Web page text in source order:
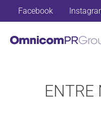
Facebook
ENTRE